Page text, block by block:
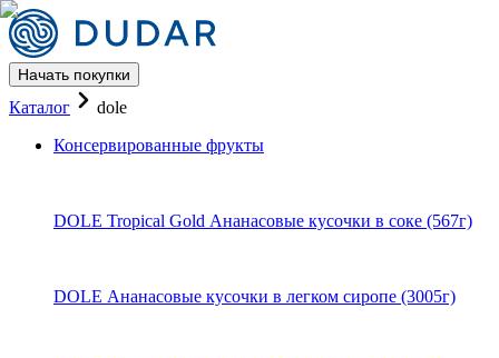
Начать покупки
Каталог Консервированные
Каталог
dole
Консервированные фрукты
DOLE Tropical Gold Ананасовые кусочки в соке (567г)
DOLE Ананасовые кусочки в легком сиропе (3005г)